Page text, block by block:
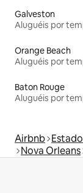
Galveston
Aluguéis por
Orange Beach
Aluguéis por
Baton Rouge
Aluguéis por
Airbnb
Nova Orleans